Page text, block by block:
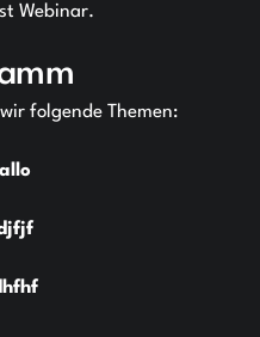
Webinar.
folgende Themen: